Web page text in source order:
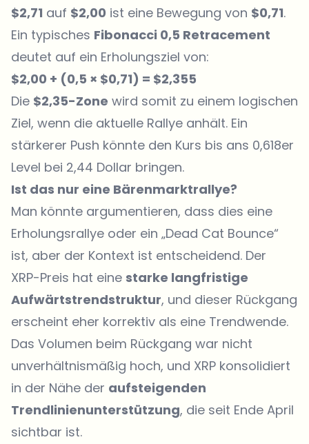
$2,71 auf $2,00 ist eine Bewegung von $0,71.
Ein typisches Fibonacci 0,5 Retracement
deutet auf ein Erholungsziel von:
$2,00 + (0,5 × $0,71) = $2,355
Die $2,35-Zone wird somit zu einem logischen
Ziel, wenn die aktuelle Rallye anhält. Ein
stärkerer Push könnte den Kurs bis ans 0,618er
Level bei 2,44 Dollar bringen.
Ist das nur eine Bärenmarktrallye?
Man könnte argumentieren, dass dies eine
Erholungsrallye oder ein „Dead Cat Bounce“
ist, aber der Kontext ist entscheidend. Der
XRP-Preis hat eine starke langfristige
Aufwärtstrendstruktur, und dieser Rückgang
erscheint eher korrektiv als eine Trendwende.
Das Volumen beim Rückgang war nicht
unverhältnismäßig hoch, und XRP konsolidiert
in der Nähe der aufsteigenden
Trendlinienunterstützung, die seit Ende April
sichtbar ist.